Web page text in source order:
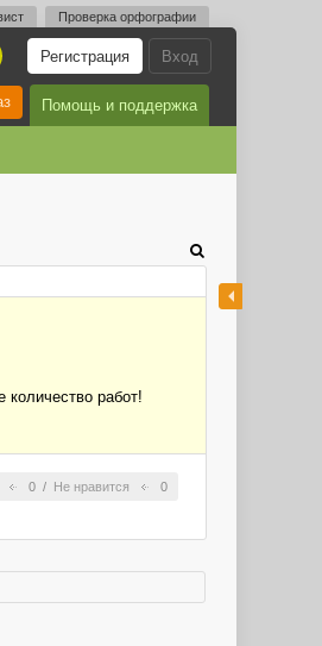
Проверка орфографии
Вход
Регистрация
Помощь и поддержка
количество работ!
0 / Не нравится 0